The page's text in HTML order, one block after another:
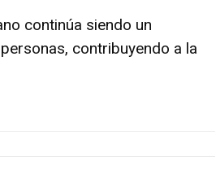
continúa siendo un
contribuyendo a la